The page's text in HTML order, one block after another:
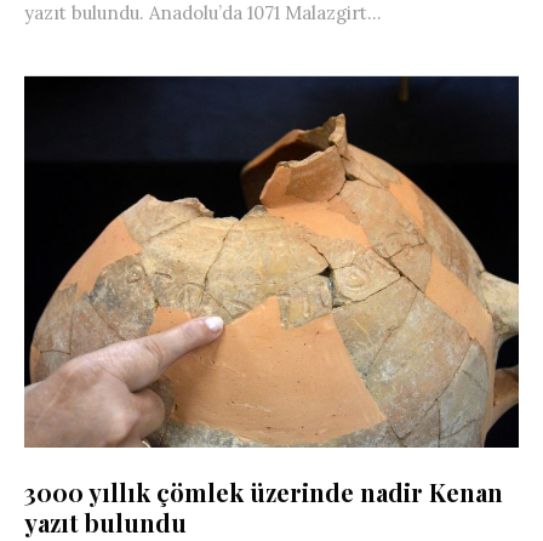
yazıt bulundu. Anadolu’da 1071 Malazgirt...
3000 yıllık çömlek üzerinde nadir Kenan
yazıt bulundu